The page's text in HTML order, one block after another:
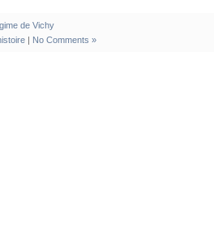
de Vichy
| No Comments »